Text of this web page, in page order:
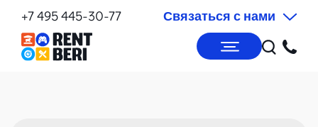
+7 495 445-30-77 Связаться с нами